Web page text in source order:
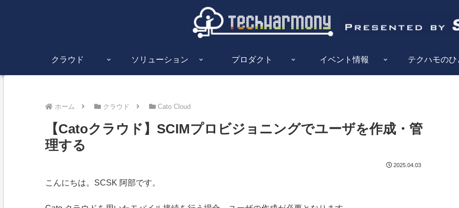
クラウド ソリューション プロダクト イベント情報 テクハモのひ
ホーム クラウド Cato Cloud
【Catoクラウド】SCIMプロビジョニングでユーザを作成・管
理する
2025.04.03
こんにちは。SCSK 阿部です。